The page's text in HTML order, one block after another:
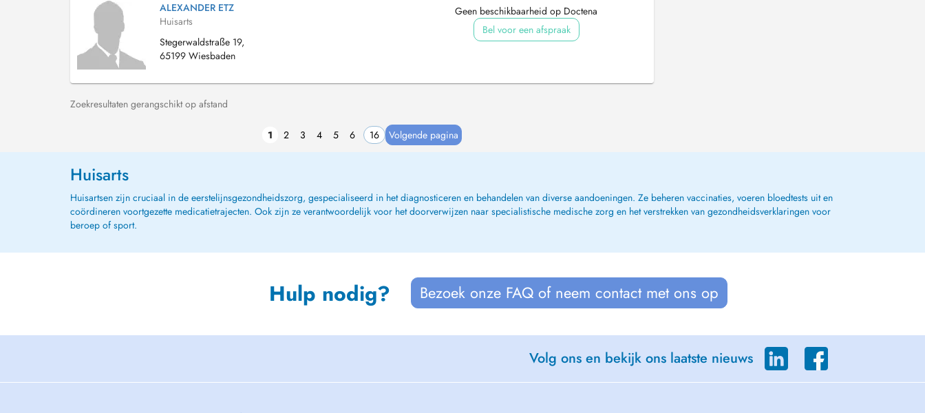
ALEXANDER ETZ
Huisarts
Stegerwaldstraße 19,
65199 Wiesbaden
Geen beschikbaarheid op Doctena
Bel voor een afspraak
Zoekresultaten gerangschikt op afstand
1 2 3 4 5 6 16 Volgende pagina
Huisarts
Huisartsen zijn cruciaal in de eerstelijnsgezondheidszorg, gespecialiseerd in het diagnosticeren en behandelen van diverse aandoeningen. Ze beheren vaccinaties, voeren bloedtests uit en
coördineren voortgezette medicatietrajecten. Ook zijn ze verantwoordelijk voor het doorverwijzen naar specialistische medische zorg en het verstrekken van gezondheidsverklaringen voor
beroep of sport.
Hulp nodig? Bezoek onze FAQ of neem contact met ons op
Volg ons en bekijk ons laatste nieuws